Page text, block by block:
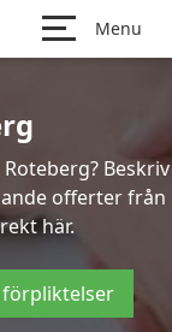
Menu
Beskriv
offerter från
här.
förpliktelser